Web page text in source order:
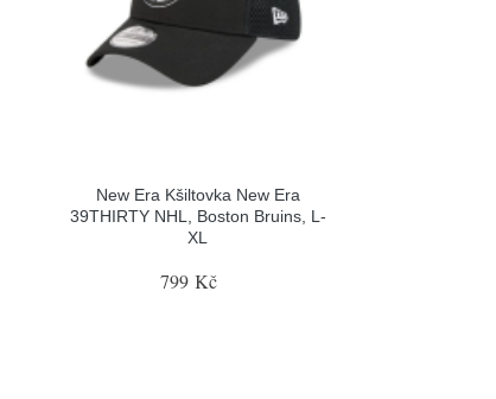
New Era Kšiltovka New Era
39THIRTY NHL, Boston Bruins, L-
XL
799 Kč